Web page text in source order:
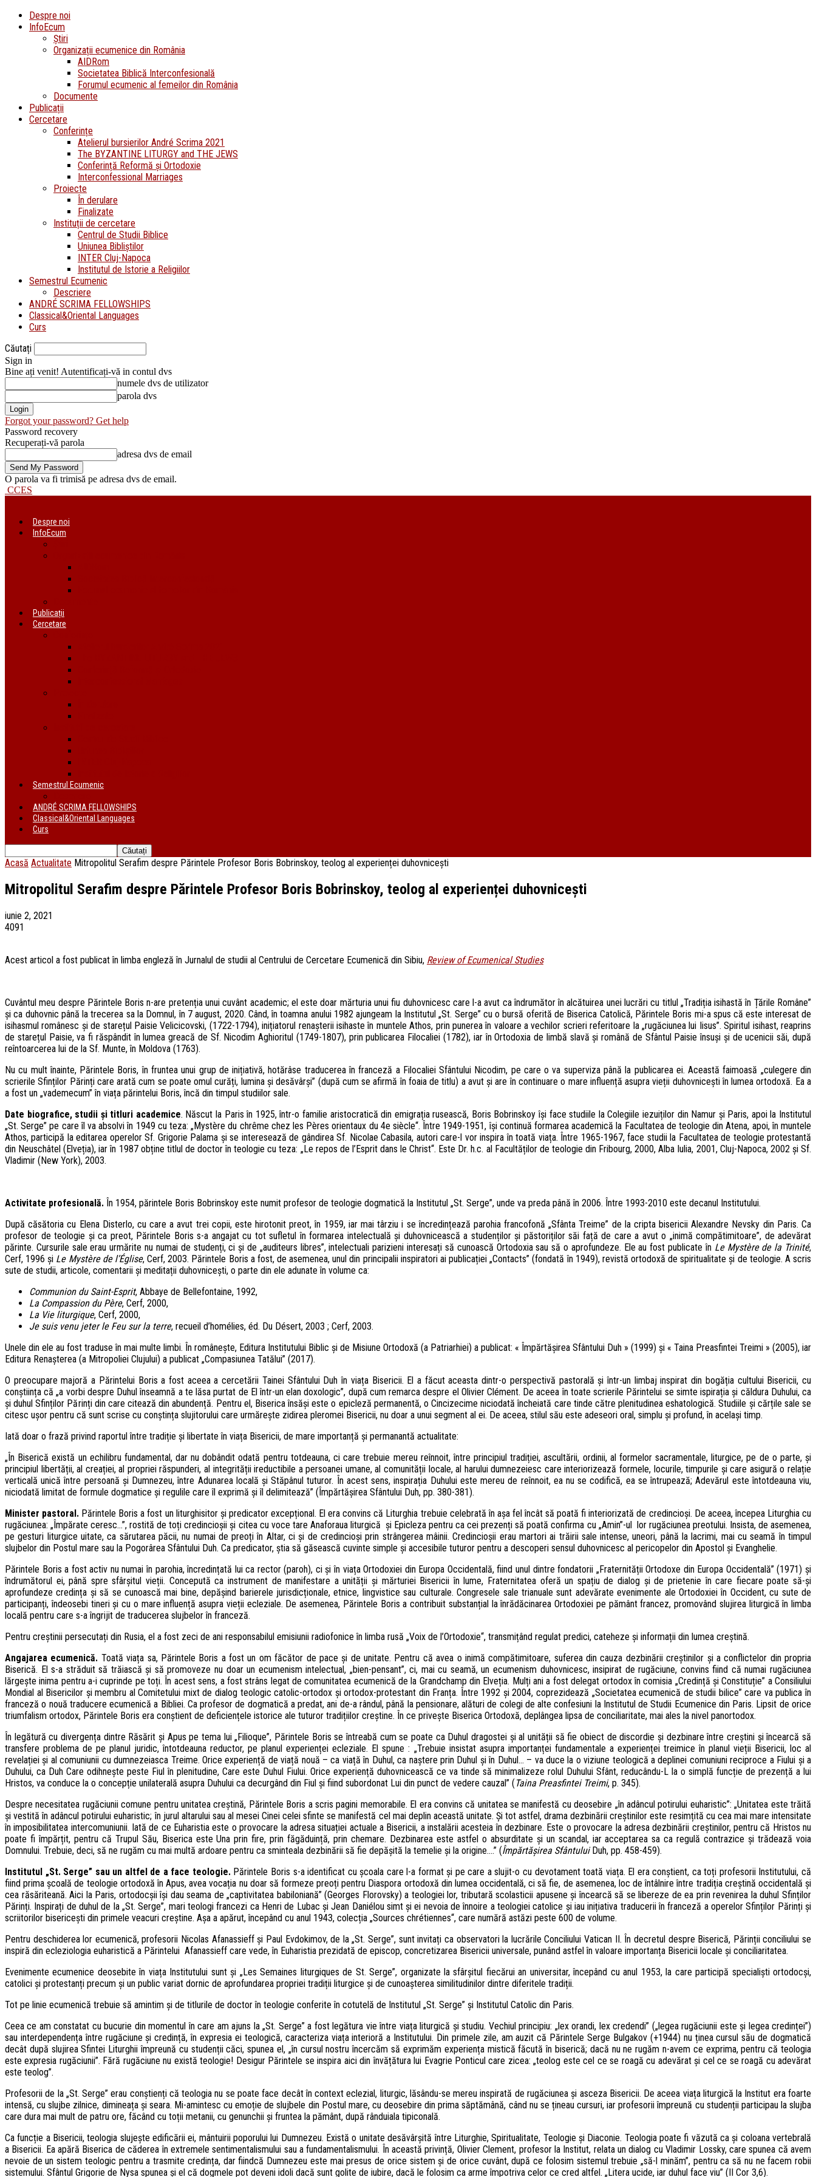
Despre noi
InfoEcum
Știri
Organizații ecumenice din România
AIDRom
Societatea Biblică Interconfesională
Forumul ecumenic al femeilor din România
Documente
Publicații
Cercetare
Conferințe
Atelierul bursierilor André Scrima 2021
The BYZANTINE LITURGY and THE JEWS
Conferință Reformă și Ortodoxie
Interconfessional Marriages
Proiecte
În derulare
Finalizate
Instituții de cercetare
Centrul de Studii Biblice
Uniunea Bibliștilor
INTER Cluj-Napoca
Institutul de Istorie a Religiilor
Semestrul Ecumenic
Descriere
ANDRÉ SCRIMA FELLOWSHIPS
Classical&Oriental Languages
Curs
Căutați
Sign in
Bine ați venit! Autentificați-vă in contul dvs
numele dvs de utilizator
parola dvs
Forgot your password? Get help
Password recovery
Recuperați-vă parola
adresa dvs de email
O parola va fi trimisă pe adresa dvs de email.
CCES
Despre noi
InfoEcum
Publicații
Cercetare
Semestrul Ecumenic
ANDRÉ SCRIMA FELLOWSHIPS
Classical&Oriental Languages
Curs
Acasă Actualitate Mitropolitul Serafim despre Părintele Profesor Boris Bobrinskoy, teolog al experienței duhovnicești
Mitropolitul Serafim despre Părintele Profesor Boris Bobrinskoy, teolog al experienței duhovnicești
iunie 2, 2021
4091
Acest articol a fost publicat în limba engleză în Jurnalul de studii al Centrului de Cercetare Ecumenică din Sibiu, Review of Ecumenical Studies
Cuvântul meu despre Părintele Boris n-are pretenția unui cuvânt academic; el este doar mărturia unui fiu duhovnicesc care l-a avut ca îndrumător în alcătuirea unei lucrări cu titlul „Tradiția isihastă în Țările Române”
și ca duhovnic până la trecerea sa la Domnul, în 7 august, 2020. Când, în toamna anului 1982 ajungeam la Institutul „St. Serge” cu o bursă oferită de Biserica Catolică, Părintele Boris mi-a spus că este interesat de
isihasmul românesc și de starețul Paisie Velicicovski, (1722-1794), inițiatorul renașterii isihaste în muntele Athos, prin punerea în valoare a vechilor scrieri referitoare la „rugăciunea lui Iisus”. Spiritul isihast, reaprins
de starețul Paisie, va fi răspândit în lumea greacă de Sf. Nicodim Aghioritul (1749-1807), prin publicarea Filocaliei (1782), iar în Ortodoxia de limbă slavă și română de Sfântul Paisie însuși și de ucenicii săi, după
reîntoarcerea lui de la Sf. Munte, în Moldova (1763).
Nu cu mult înainte, Părintele Boris, în fruntea unui grup de inițiativă, hotărâse traducerea în franceză a Filocaliei Sfântului Nicodim, pe care o va superviza până la publicarea ei. Această faimoasă „culegere din
scrierile Sfinților Părinți care arată cum se poate omul curăți, lumina și desăvârși” (după cum se afirmă în foaia de titlu) a avut și are în continuare o mare influență asupra vieții duhovnicești în lumea ortodoxă. Ea a
a fost un „vademecum” în viața părintelui Boris, încă din timpul studiilor sale.
Date biografice, studii și titluri academice. Născut la Paris în 1925, într-o familie aristocratică din emigrația rusească, Boris Bobrinskoy își face studiile la Colegiile iezuiților din Namur și Paris, apoi la Institutul
„St. Serge” pe care îl va absolvi în 1949 cu teza: „Mystère du chrême chez les Pères orientaux du 4e siècle“. Între 1949-1951, își continuă formarea academică la Facultatea de teologie din Atena, apoi, în muntele
Athos, participă la editarea operelor Sf. Grigorie Palama și se interesează de gândirea Sf. Nicolae Cabasila, autori care-l vor inspira în toată viața. Între 1965-1967, face studii la Facultatea de teologie protestantă
din Neuschâtel (Elveția), iar în 1987 obține titlul de doctor în teologie cu teza: „Le repos de l’Esprit dans le Christ“. Este Dr. h.c. al Facultăților de teologie din Fribourg, 2000, Alba Iulia, 2001, Cluj-Napoca, 2002 și Sf.
Vladimir (New York), 2003.
Activitate profesională. În 1954, părintele Boris Bobrinskoy este numit profesor de teologie dogmatică la Institutul „St. Serge”, unde va preda până în 2006. Între 1993-2010 este decanul Institutului.
După căsătoria cu Elena Disterlo, cu care a avut trei copii, este hirotonit preot, în 1959, iar mai târziu i se încredințează parohia francofonă „Sfânta Treime” de la cripta bisericii Alexandre Nevsky din Paris. Ca
profesor de teologie și ca preot, Părintele Boris s-a angajat cu tot sufletul în formarea intelectuală și duhovnicească a studenților și păstoriților săi față de care a avut o „inimă compătimitoare”, de adevărat
părinte. Cursurile sale erau urmărite nu numai de studenți, ci și de „auditeurs libres”, intelectuali parizieni interesați să cunoască Ortodoxia sau să o aprofundeze. Ele au fost publicate în Le Mystère de la Trinité,
Cerf, 1996 și Le Mystère de l’Église, Cerf, 2003. Părintele Boris a fost, de asemenea, unul din principalii inspiratori ai publicației „Contacts” (fondată în 1949), revistă ortodoxă de spiritualitate și de teologie. A scris
sute de studii, articole, comentarii și meditații duhovnicești, o parte din ele adunate în volume ca:
Communion du Saint-Esprit, Abbaye de Bellefontaine, 1992,
La Compassion du Père, Cerf, 2000,
La Vie liturgique, Cerf, 2000,
Je suis venu jeter le Feu sur la terre, recueil d’homélies, éd. Du Désert, 2003 ; Cerf, 2003.
Unele din ele au fost traduse în mai multe limbi. În românește, Editura Institutului Biblic și de Misiune Ortodoxă (a Patriarhiei) a publicat: « Împărtășirea Sfântului Duh » (1999) și « Taina Preasfintei Treimi » (2005), iar
Editura Renașterea (a Mitropoliei Clujului) a publicat „Compasiunea Tatălui” (2017).
O preocupare majoră a Părintelui Boris a fost aceea a cercetării Tainei Sfântului Duh în viața Bisericii. El a făcut aceasta dintr-o perspectivă pastorală și într-un limbaj inspirat din bogăția cultului Bisericii, cu
conștiința că „a vorbi despre Duhul înseamnă a te lăsa purtat de El într-un elan doxologic”, după cum remarca despre el Olivier Clément. De aceea în toate scrierile Părintelui se simte ispirația și căldura Duhului, ca
și duhul Sfinților Părinți din care citează din abundență. Pentru el, Biserica însăși este o epicleză permanentă, o Cincizecime niciodată încheiată care tinde către plenitudinea eshatologică. Studiile și cărțile sale se
citesc ușor pentru că sunt scrise cu conștința slujitorului care urmărește zidirea pleromei Bisericii, nu doar a unui segment al ei. De aceea, stilul său este adeseori oral, simplu și profund, în același timp.
Iată doar o frază privind raportul între tradiție și libertate în viața Bisericii, de mare importanță și permanantă actualitate:
„În Biserică există un echilibru fundamental, dar nu dobândit odată pentru totdeauna, ci care trebuie mereu reînnoit, între principiul tradiției, ascultării, ordinii, al formelor sacramentale, liturgice, pe de o parte, și
principiul libertății, al creației, al propriei răspunderi, al integrității ireductibile a persoanei umane, al comunității locale, al harului dumnezeiesc care interiorizează formele, locurile, timpurile și care asigură o relație
verticală unică între persoană și Dumnezeu, între Adunarea locală și Stăpânul tuturor. În acest sens, inspirația Duhului este mereu de reînnoit, ea nu se codifică, ea se întrupează; Adevărul este întotdeauna viu,
niciodată limitat de formule dogmatice și regulile care îl exprimă și îl delimitează” (Împărtășirea Sfântului Duh, pp. 380-381).
Minister pastoral. Părintele Boris a fost un liturghisitor și predicator excepțional. El era convins că Liturghia trebuie celebrată în așa fel încât să poată fi interiorizată de credincioși. De aceea, începea Liturghia cu
rugăciunea: „Împărate ceresc…”, rostită de toți credincioșii și citea cu voce tare Anaforaua liturgică și Epicleza pentru ca cei prezenți să poată confirma cu „Amin”-ul lor rugăciunea preotului. Insista, de asemenea,
pe gesturi liturgice uitate, ca sărutarea păcii, nu numai de preoți în Altar, ci și de credincioși prin strângerea mâinii. Credincioșii erau martori ai trăirii sale intense, uneori, până la lacrimi, mai cu seamă în timpul
slujbelor din Postul mare sau la Pogorârea Sfântului Duh. Ca predicator, știa să găsească cuvinte simple și accesibile tuturor pentru a descoperi sensul duhovnicesc al pericopelor din Apostol și Evanghelie.
Părintele Boris a fost activ nu numai în parohia, încredințată lui ca rector (paroh), ci și în viața Ortodoxiei din Europa Occidentală, fiind unul dintre fondatorii „Fraternității Ortodoxe din Europa Occidentală” (1971) și
îndrumătorul ei, până spre sfârșitul vieții. Concepută ca instrument de manifestare a unității și mărturiei Bisericii în lume, Fraternitatea oferă un spațiu de dialog și de prietenie în care fiecare poate să-și
aprofundeze credința și să se cunoască mai bine, depășind barierele jurisdicționale, etnice, lingvistice sau culturale. Congresele sale trianuale sunt adevărate evenimente ale Ortodoxiei în Occident, cu sute de
participanți, îndeosebi tineri și cu o mare influență asupra vieții ecleziale. De asemenea, Părintele Boris a contribuit substanțial la înrădăcinarea Ortodoxiei pe pământ francez, promovând slujirea liturgică în limba
locală pentru care s-a îngrijit de traducerea slujbelor în franceză.
Pentru creștinii persecutați din Rusia, el a fost zeci de ani responsabilul emisiunii radiofonice în limba rusă „Voix de l’Ortodoxie“, transmițând regulat predici, cateheze și informații din lumea creștină.
Angajarea ecumenică. Toată viața sa, Părintele Boris a fost un om făcător de pace și de unitate. Pentru că avea o inimă compătimitoare, suferea din cauza dezbinării creștinilor și a conflictelor din propria
Biserică. El s-a străduit să trăiască și să promoveze nu doar un ecumenism intelectual, „bien-pensant”, ci, mai cu seamă, un ecumenism duhovnicesc, insipirat de rugăciune, convins fiind că numai rugăciunea
lărgește inima pentru a-i cuprinde pe toți. În acest sens, a fost strâns legat de comunitatea ecumenică de la Grandchamp din Elveția. Mulți ani a fost delegat ortodox în comisia „Credință și Constituție” a Consiliului
Mondial al Bisericilor și membru al Comitetului mixt de dialog teologic catolic-ortodox și ortodox-protestant din Franța. Între 1992 și 2004, coprezidează „Societatea ecumenică de studii bilice” care va publica în
franceză o nouă traducere ecumenică a Bibliei. Ca profesor de dogmatică a predat, ani de-a rândul, până la pensionare, alături de colegi de alte confesiuni la Institutul de Studii Ecumenice din Paris. Lipsit de orice
triumfalism ortodox, Părintele Boris era conștient de deficiențele istorice ale tuturor tradițiilor creștine. În ce privește Biserica Ortodoxă, deplângea lipsa de conciliaritate, mai ales la nivel panortodox.
În legătură cu divergența dintre Răsărit și Apus pe tema lui „Filioque”, Părintele Boris se întreabă cum se poate ca Duhul dragostei și al unității să fie obiect de discordie și dezbinare între creștini și încearcă să
transfere problema de pe planul juridic, întotdeauna reductor, pe planul experienței ecleziale. El spune : „Trebuie insistat asupra importanței fundamentale a experienței treimice în planul vieții Bisericii, loc al
revelației și al comuniunii cu dumnezeiasca Treime. Orice experiență de viață nouă – ca viață în Duhul, ca naștere prin Duhul și în Duhul… – va duce la o viziune teologică a deplinei comuniuni reciproce a Fiului și a
Duhului, ca Duh Care odihnește peste Fiul în plenitudine, Care este Duhul Fiului. Orice experiență duhovnicească ce va tinde să minimalizeze rolul Duhului Sfânt, reducându-L la o simplă funcție de prezență a lui
Hristos, va conduce la o concepție unilaterală asupra Duhului ca decurgând din Fiul și fiind subordonat Lui din punct de vedere cauzal” (Taina Preasfintei Treimi, p. 345).
Despre necesitatea rugăciunii comune pentru unitatea creștină, Părintele Boris a scris pagini memorabile. El era convins că unitatea se manifestă cu deosebire „în adâncul potirului euharistic”: „Unitatea este trăită
și vestită în adâncul potirului euharistic; în jurul altarului sau al mesei Cinei celei sfinte se manifestă cel mai deplin această unitate. Și tot astfel, drama dezbinării creștinilor este resimțită cu cea mai mare intensitate
în imposibilitatea intercomuniunii. Iată de ce Euharistia este o provocare la adresa situației actuale a Bisericii, a instalării acesteia în dezbinare. Este o provocare la adresa dezbinării creștinilor, pentru că Hristos nu
poate fi împărțit, pentru că Trupul Său, Biserica este Una prin fire, prin făgăduință, prin chemare. Dezbinarea este astfel o absurditate și un scandal, iar acceptarea sa ca regulă contrazice și trădează voia
Domnului. Trebuie, deci, să ne rugăm cu mai multă ardoare pentru ca sminteala dezbinării să fie depășită la temelie și la origine….” (Împărtășirea SfântuluiDuh, pp. 458-459).
Institutul „St. Serge” sau un altfel de a face teologie.Părintele Boris s-a identificat cu școala care l-a format și pe care a slujit-o cu devotament toată viața. El era conștient, ca toți profesorii Institutului, că
fiind prima școală de teologie ortodoxă în Apus, avea vocația nu doar să formeze preoți pentru Diaspora ortodoxă din lumea occidentală, ci să fie, de asemenea, loc de întâlnire între tradiția creștină occidentală și
cea răsăriteană. Aici la Paris, ortodocșii își dau seama de „captivitatea babiloniană” (Georges Florovsky) a teologiei lor, tributară scolasticii apusene și încearcă să se libereze de ea prin revenirea la duhul Sfinților
Părinți. Inspirați de duhul de la „St. Serge”, mari teologi francezi ca Henri de Lubac și Jean Daniélou simt și ei nevoia de înnoire a teologiei catolice și iau inițiativa traducerii în franceză a operelor Sfinților Părinți și
scriitorilor bisericești din primele veacuri creștine. Așa a apărut, începând cu anul 1943, colecția „Sources chrétiennes“, care numără astăzi peste 600 de volume.
Pentru deschiderea lor ecumenică, profesorii Nicolas Afanassieff și Paul Evdokimov, de la „St. Serge”, sunt invitați ca observatori la lucrările Conciliului Vatican II. În decretul despre Biserică, Părinții conciliului se
inspiră din ecleziologia euharistică a Părintelui Afanassieff care vede, în Euharistia prezidată de episcop, concretizarea Bisericii universale, punând astfel în valoare importanța Bisericii locale și conciliaritatea.
Evenimente ecumenice deosebite în viața Institutului sunt și „Les Semaines liturgiques de St. Serge”, organizate la sfârșitul fiecărui an universitar, începând cu anul 1953, la care participă specialiști ortodocși,
catolici și protestanți precum și un public variat dornic de aprofundarea propriei tradiții liturgice și de cunoașterea similitudinilor dintre diferitele tradiții.
Tot pe linie ecumenică trebuie să amintim și de titlurile de doctor în teologie conferite în cotutelă de Institutul „St. Serge” și Institutul Catolic din Paris.
Ceea ce am constatat cu bucurie din momentul în care am ajuns la „St. Serge” a fost legătura vie între viața liturgică și studiu. Vechiul principiu: „lex orandi, lex credendi” („legea rugăciunii este și legea credinței”)
sau interdependența între rugăciune și credință, în expresia ei teologică, caracteriza viața interioră a Institutului. Din primele zile, am auzit că Părintele Serge Bulgakov (+1944) nu ținea cursul său de dogmatică
decât după slujirea Sfintei Liturghii împreună cu studenții căci, spunea el, „în cursul nostru încercăm să exprimăm experiența mistică făcută în biserică; dacă nu ne rugăm n-avem ce exprima, pentru că teologia
este expresia rugăciunii”. Fără rugăciune nu există teologie! Desigur Părintele se inspira aici din învățătura lui Evagrie Ponticul care zicea: „teolog este cel ce se roagă cu adevărat și cel ce se roagă cu adevărat
este teolog”.
Profesorii de la „St. Serge” erau conștienți că teologia nu se poate face decât în context eclezial, liturgic, lăsându-se mereu inspirată de rugăciunea și asceza Bisericii. De aceea viața liturgică la Institut era foarte
intensă, cu slujbe zilnice, dimineața și seara. Mi-amintesc cu emoție de slujbele din Postul mare, cu deosebire din prima săptămână, când nu se țineau cursuri, iar profesorii împreună cu studenții participau la slujba
care dura mai mult de patru ore, făcând cu toții metanii, cu genunchii și fruntea la pământ, după rânduiala tipiconală.
Ca funcție a Bisericii, teologia slujește edificării ei, mântuirii poporului lui Dumnezeu. Există o unitate desăvârșită între Liturghie, Spiritualitate, Teologie și Diaconie. Teologia poate fi văzută ca și coloana vertebrală
a Bisericii. Ea apără Biserica de căderea în extremele sentimentalismului sau a fundamentalismului. În această privință, Olivier Clement, profesor la Institut, relata un dialog cu Vladimir Lossky, care spunea că avem
nevoie de un sistem teologic pentru a trasmite credința, dar fiindcă Dumnezeu este mai presus de orice sistem și de orice cuvânt, după ce folosim sistemul trebuie „să-l minăm”, pentru ca să nu ne facem robii
sistemului. Sfântul Grigorie de Nysa spunea și el că dogmele pot deveni idoli dacă sunt golite de iubire, dacă le folosim ca arme împotriva celor ce cred altfel. „Litera ucide, iar duhul face viu” (II Cor 3,6).